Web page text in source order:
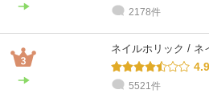
2178件
ネイルホリック / ネ
4.9
5521件